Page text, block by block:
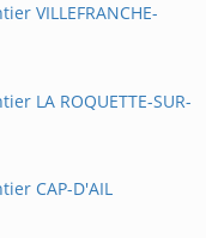
VILLEFRANCHE-
LA ROQUETTE-SUR-
CAP-D'AIL